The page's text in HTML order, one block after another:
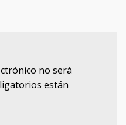
no será
están